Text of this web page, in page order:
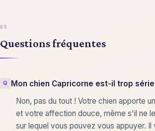
Questions fréquentes
Mon chien Capricorne est-il trop
Non, pas du tout ! Votre chien apporte
et votre affection douce, même s'il ne
sur lequel vous pouvez vous appuyer.